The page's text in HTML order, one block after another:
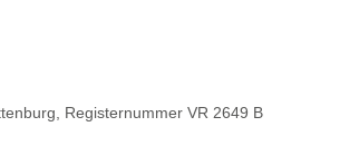
Registernummer VR 2649 B